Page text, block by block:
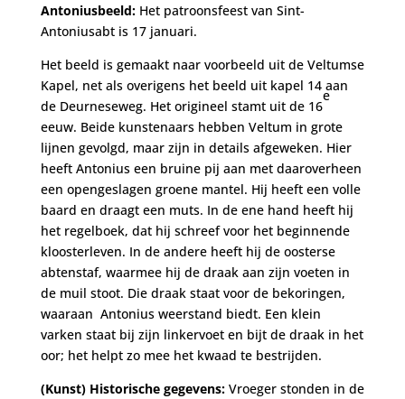
Antoniusbeeld: Het patroonsfeest van Sint-
Antoniusabt is 17 januari.
Het beeld is gemaakt naar voorbeeld uit de Veltumse
Kapel, net als overigens het beeld uit kapel 14 aan
de Deurneseweg. Het origineel stamt uit de 16
e
eeuw. Beide kunstenaars hebben Veltum in grote
lijnen gevolgd, maar zijn in details afgeweken. Hier
heeft Antonius een bruine pij aan met daaroverheen
een opengeslagen groene mantel. Hij heeft een volle
baard en draagt een muts. In de ene hand heeft hij
het regelboek, dat hij schreef voor het beginnende
kloosterleven. In de andere heeft hij de oosterse
abtenstaf, waarmee hij de draak aan zijn voeten in
de muil stoot. Die draak staat voor de bekoringen,
waaraan Antonius weerstand biedt. Een klein
varken staat bij zijn linkervoet en bijt de draak in het
oor; het helpt zo mee het kwaad te bestrijden.
(Kunst) Historische gegevens: Vroeger stonden in de